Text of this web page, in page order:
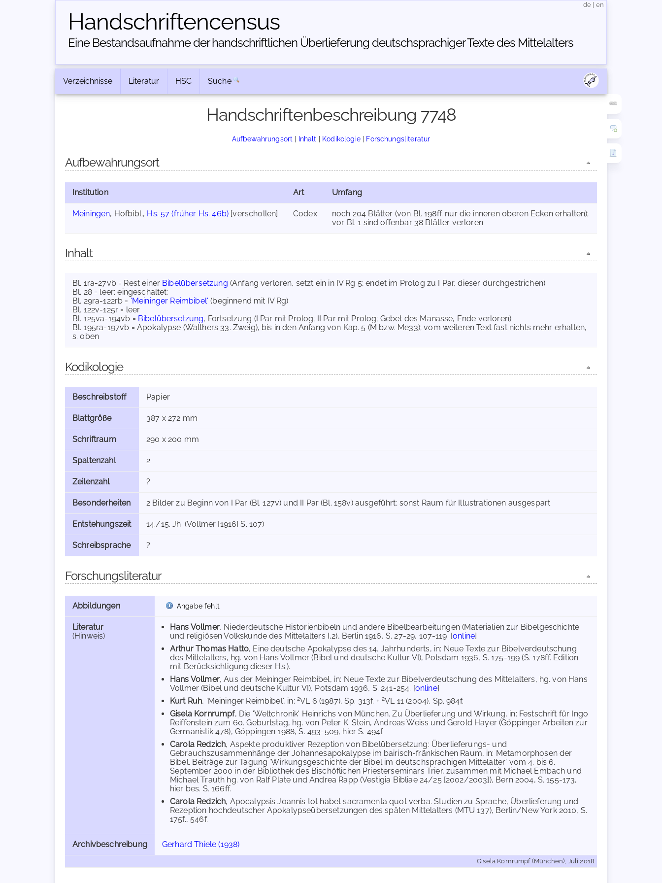
Handschriften­census
Eine Bestandsaufnahme der handschriftlichen Über­lieferung deutschsprachiger Texte des Mittelalters
de en
Verzeichnisse Literatur HSC Suche
Handschriftenbeschreibung 7748
Aufbewahrungsort | Inhalt | Kodikologie| Forschungsliteratur
Aufbewahrungsort
Institution Art Umfang
Meiningen, Hofbibl., Hs. 57 (früher Hs. 46b) [verschollen] Codex
noch 204 Blätter (von Bl. 198ff. nur die inneren oberen Ecken erhalten);
vor Bl. 1 sind offenbar 38 Blätter verloren
Inhalt
Bl. 1ra-27vb = Rest einer Bibelübersetzung (Anfang verloren, setzt ein in IV Rg 5; endet im Prolog zu I Par, dieser durchgestrichen)
Bl. 28 = leer; eingeschaltet:
Bl. 29ra-122rb = 'Meininger Reimbibel' (beginnend mit IV Rg)
Bl. 122v-125r = leer
Bl. 125va-194vb = Bibelübersetzung, Fortsetzung (I Par mit Prolog; II Par mit Prolog; Gebet des Manasse, Ende verloren)
Bl. 195ra-197vb = Apokalypse (Walthers 33. Zweig), bis in den Anfang von Kap. 5 (M bzw. Me33); vom weiteren Text fast nichts mehr erhalten,
s. oben
Kodikologie
Beschreibstoff Papier
Blattgröße 387 x 272 mm
Schriftraum 290 x 200 mm
Spaltenzahl 2
Zeilenzahl ?
Besonderheiten 2 Bilder zu Beginn von I Par (Bl. 127v) und II Par (Bl. 158v) ausgeführt; sonst Raum für Illustrationen ausgespart
Entstehungszeit 14./15. Jh. (Vollmer [1916] S. 107)
Schreibsprache ?
Forschungsliteratur
Abbildungen Angabe fehlt
Literatur
(Hinweis)
Hans Vollmer, Niederdeutsche Historienbibeln und andere Bibelbearbeitungen (Materialien zur Bibelgeschichte
und religiösen Volkskunde des Mittelalters I,2), Berlin 1916, S. 27-29, 107-119. [online]
Arthur Thomas Hatto, Eine deutsche Apokalypse des 14. Jahrhunderts, in: Neue Texte zur Bibelverdeutschung
des Mittelalters, hg. von Hans Vollmer (Bibel und deutsche Kultur VI), Potsdam 1936, S. 175-199 (S. 178ff. Edition
mit Berücksichtigung dieser Hs.).
Hans Vollmer, Aus der Meininger Reimbibel, in: Neue Texte zur Bibelverdeutschung des Mittelalters, hg. von Hans
Vollmer (Bibel und deutsche Kultur VI), Potsdam 1936, S. 241-254. [online]
Kurt Ruh, 'Meininger Reimbibel', in: 2VL 6 (1987), Sp. 313f. +2VL 11 (2004), Sp. 984f.
Gisela Kornrumpf, Die 'Weltchronik' Heinrichs von München. Zu Überlieferung und Wirkung, in: Festschrift für Ingo
Reiffenstein zum 60. Geburtstag, hg. von Peter K. Stein, Andreas Weiss und Gerold Hayer (Göppinger Arbeiten zur
Germanistik 478), Göppingen 1988, S. 493-509, hier S. 494f.
Carola Redzich, Aspekte produktiver Rezeption von Bibelübersetzung: Überlieferungs- und
Gebrauchszusammenhänge der Johannesapokalypse im bairisch-fränkischen Raum, in: Metamorphosen der
Bibel. Beiträge zur Tagung 'Wirkungsgeschichte der Bibel im deutschsprachigen Mittelalter' vom 4. bis 6.
September 2000 in der Bibliothek des Bischöflichen Priesterseminars Trier, zusammen mit Michael Embach und
Michael Trauth hg. von Ralf Plate und Andrea Rapp (Vestigia Bibliae 24/25 [2002/2003]), Bern 2004, S. 155-173,
hier bes. S. 166ff.
Carola Redzich, Apocalypsis Joannis tot habet sacramenta quot verba. Studien zu Sprache, Überlieferung und
Rezeption hochdeutscher Apokalypseübersetzungen des späten Mittelalters (MTU 137), Berlin/New York 2010, S.
175f., 546f.
Archivbeschreibung Gerhard Thiele (1938)
Gisela Kornrumpf (München), Juli 2018